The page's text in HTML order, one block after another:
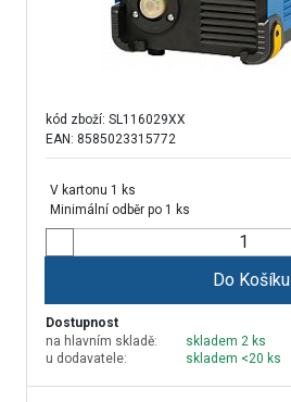
kód zboží: SL116029XX
EAN: 8585023315772
V kartonu 1 ks
Minimální odběr po 1 ks
Do Košíku
Dostupnost
na hlavním skladě:
skladem 2 ks
u dodavatele:
skladem <20 ks